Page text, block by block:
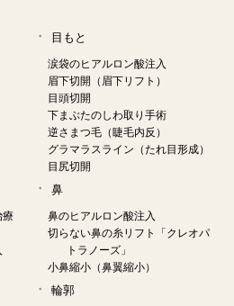
目もと
涙袋のヒアルロン酸注入
眉下切開（眉下リフト）
目頭切開
下まぶたのしわ取り手術
逆さまつ毛（睫毛内反）
グラマラスライン（たれ目形成）
目尻切開
療
鼻
鼻のヒアルロン酸注入
切らない鼻の糸リフト「クレオパ
トラノーズ」
小鼻縮小（鼻翼縮小）
輪郭